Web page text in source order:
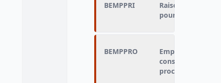
BEMPPRI
Raison principale
pour l’association
BEMPPRO
Empêché de
consacrer le
proches